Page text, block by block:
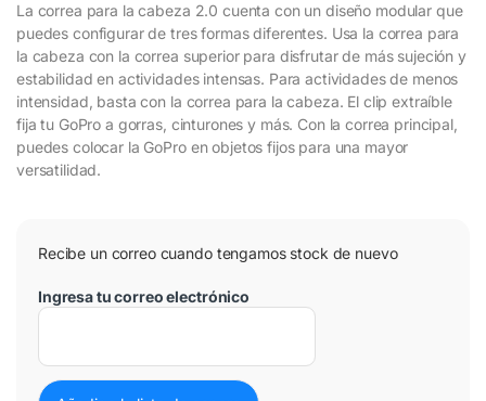
La correa para la cabeza 2.0 cuenta con un diseño modular que
puedes configurar de tres formas diferentes. Usa la correa para
la cabeza con la correa superior para disfrutar de más sujeción y
estabilidad en actividades intensas. Para actividades de menos
intensidad, basta con la correa para la cabeza. El clip extraíble
fija tu GoPro a gorras, cinturones y más. Con la correa principal,
puedes colocar la GoPro en objetos fijos para una mayor
versatilidad.
Recibe un correo cuando tengamos stock de nuevo
Ingresa tu correo electrónico